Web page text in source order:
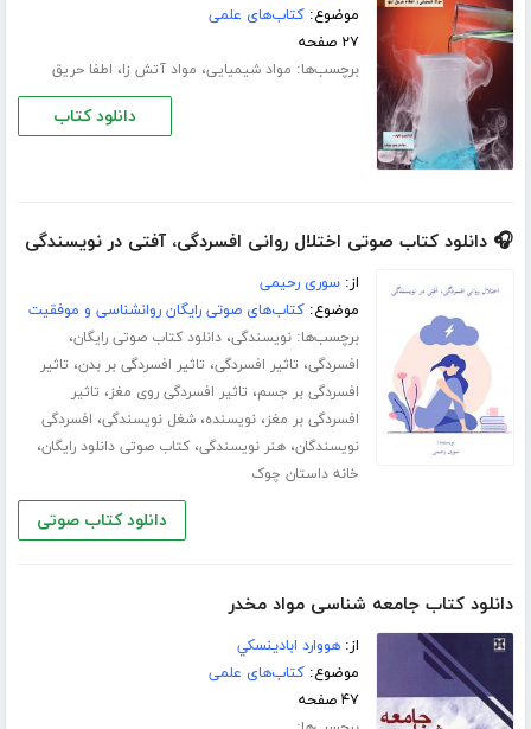
موضوع:کتاب‌های علمی
۲۷ صفحه
برچسب‌ها: مواد شیمیایی، مواد آتش زا، اطفا حریق
دانلود کتاب
🎧 دانلود کتاب صوتی اختلال روانی افسردگی، آفتی در نویسندگی
از:سوری رحیمی
موضوع:کتاب‌های صوتی رایگان روانشناسی و موفقیت
برچسب‌ها:نویسندگی،دانلود کتاب صوتی رایگان،
افسردگی، تاثیر افسردگی، تاثیر افسردگی بر بدن، تاثیر
افسردگی بر جسم، تاثیر افسردگی روی مغز، تاثیر
افسردگی بر مغز،نویسنده،شغل نویسندگی، افسردگی
نویسندگان،هنر نویسندگی،کتاب صوتی دانلود رایگان،
خانه داستان چوک
دانلود کتاب صوتی
دانلود کتاب جامعه شناسی مواد مخدر
از:هووارد ابادينسكي
موضوع:کتاب‌های علمی
۴۷ صفحه